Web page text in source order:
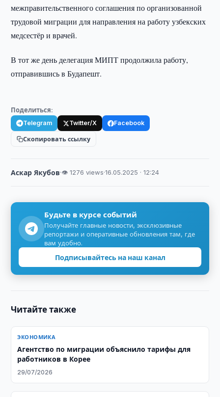
межправительственного соглашения по организованной
трудовой миграции для направления на работу узбекских
медсестёр и врачей.
В тот же день делегация МИПТ продолжила работу,
отправившись в Будапешт.
Поделиться:
Telegram Twitter/X Facebook
Скопировать ссылку
Аскар Якубов·👁 1276 views·16.05.2025 · 12:24
Будьте в курсе событий
Получайте главные новости, эксклюзивные
репортажи и оперативные обновления там, где
вам удобно.
Подписывайтесь на наш канал
Читайте также
ЭКОНОМИКА
Агентство по миграции объяснило тарифы для
работников в Корее
29/07/2026